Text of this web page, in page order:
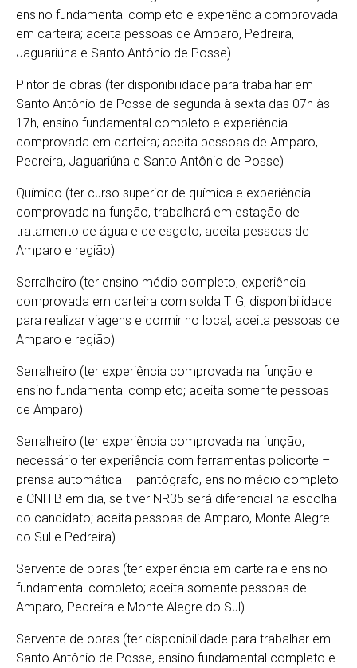
ensino fundamental completo e experiência comprovada
em carteira; aceita pessoas de Amparo, Pedreira,
Jaguariúna e Santo Antônio de Posse)
Pintor de obras (ter disponibilidade para trabalhar em
Santo Antônio de Posse de segunda à sexta das 07h às
17h, ensino fundamental completo e experiência
comprovada em carteira; aceita pessoas de Amparo,
Pedreira, Jaguariúna e Santo Antônio de Posse)
Químico (ter curso superior de química e experiência
comprovada na função, trabalhará em estação de
tratamento de água e de esgoto; aceita pessoas de
Amparo e região)
Serralheiro (ter ensino médio completo, experiência
comprovada em carteira com solda TIG, disponibilidade
para realizar viagens e dormir no local; aceita pessoas de
Amparo e região)
Serralheiro (ter experiência comprovada na função e
ensino fundamental completo; aceita somente pessoas
de Amparo)
Serralheiro (ter experiência comprovada na função,
necessário ter experiência com ferramentas policorte –
prensa automática – pantógrafo, ensino médio completo
e CNH B em dia, se tiver NR35 será diferencial na escolha
do candidato; aceita pessoas de Amparo, Monte Alegre
do Sul e Pedreira)
Servente de obras (ter experiência em carteira e ensino
fundamental completo; aceita somente pessoas de
Amparo, Pedreira e Monte Alegre do Sul)
Servente de obras (ter disponibilidade para trabalhar em
Santo Antônio de Posse, ensino fundamental completo e